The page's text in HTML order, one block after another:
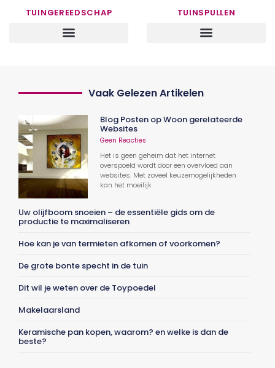
TUINGEREEDSCHAP TUINSPULLEN
Vaak Gelezen Artikelen
Blog Posten op Woon gerelateerde
Websites
Geen Reacties
Het is geen geheim dat het internet
overspoeld wordt door een overvloed aan
websites. Met zoveel keuzemogelijkheden
kan het moeilijk
Uw olijfboom snoeien – de essentiële gids om de
productie te maximaliseren
Hoe kan je van termieten afkomen of voorkomen?
De grote bonte specht in de tuin
Dit wil je weten over de Toypoedel
Makelaarsland
Keramische pan kopen, waarom? en welke is dan de
beste?